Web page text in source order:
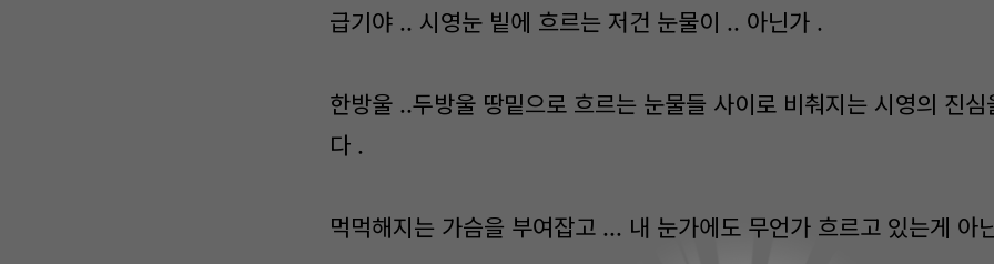
급기야 .. 시영눈 빝에 흐르는 저건 눈물이 .. 아닌가 .
한방울 ..두방울 땅밑으로 흐르는 눈물들 사이로 비춰지는 시영의 진
다 .
먹먹해지는 가슴을 부여잡고 ... 내 눈가에도 무언가 흐르고 있는게 아